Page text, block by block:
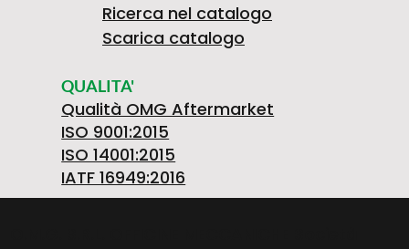
Ricerca nel catalogo
Scarica catalogo
QUALITA'
Qualità OMG Aftermarket
ISO 9001:2015
ISO 14001:2015
IATF 16949:2016